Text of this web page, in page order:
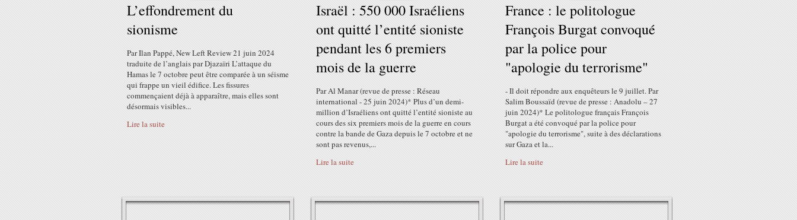
L’effondrement du
sionisme
Par Ilan Pappé, New Left Review 21 juin 2024
traduite de l’anglais par Djazaïri L’attaque du
Hamas le 7 octobre peut être comparée à un séisme
qui frappe un vieil édifice. Les fissures
commençaient déjà à apparaître, mais elles sont
désormais visibles...
Lire la suite
Israël : 550 000 Israéliens
ont quitté l’entité sioniste
pendant les 6 premiers
mois de la guerre
Par Al Manar (revue de presse : Réseau
international - 25 juin 2024)* Plus d’un demi-
million d’Israéliens ont quitté l’entité sioniste au
cours des six premiers mois de la guerre en cours
contre la bande de Gaza depuis le 7 octobre et ne
sont pas revenus,...
Lire la suite
France : le politologue
François Burgat convoqué
par la police pour
"apologie du terrorisme"
- Il doit répondre aux enquêteurs le 9 juillet. Par
Salim Boussaïd (revue de presse : Anadolu – 27
juin 2024)* Le politologue français François
Burgat a été convoqué par la police pour
"apologie du terrorisme", suite à des déclarations
sur Gaza et la...
Lire la suite